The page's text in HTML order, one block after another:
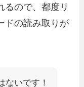
るので、都度リ
ドの読み取りが
ないです！